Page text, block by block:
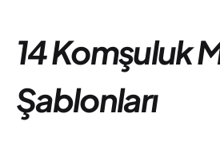
14 Komşuluk
Şablonları